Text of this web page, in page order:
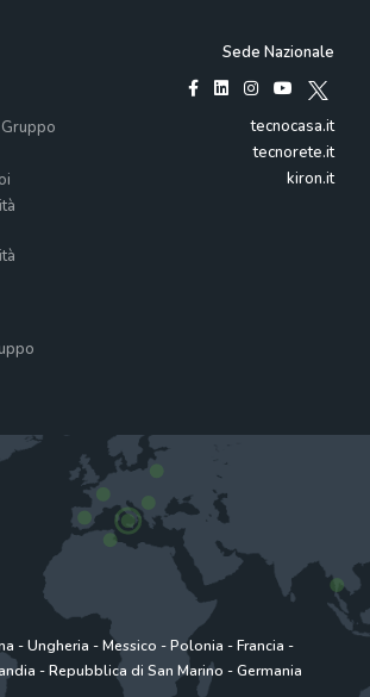
Sede Nazionale
tecnocasa.it
tecnorete.it
kiron.it
-Ungheria -Messico -Polonia -Francia -
-Repubblica di San Marino -Germania